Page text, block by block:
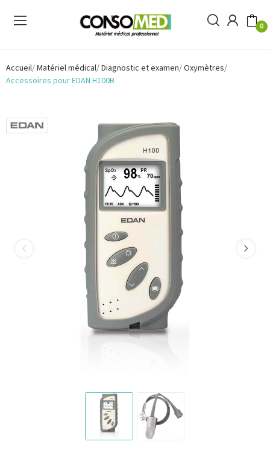
0
Accueil Matériel médical Diagnostic et examen Oxymètres
Accessoires pour EDAN H100B